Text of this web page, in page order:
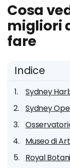
Cosa
migliori
fare
Indice
Sydney
Sydney
Museo di
Royal